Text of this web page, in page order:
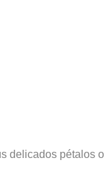
delicados pétalos o